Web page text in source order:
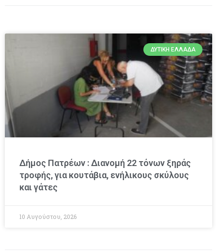
ΔΥΤΙΚΉ ΕΛΛΆΔΑ
Δήμος Πατρέων : Διανομή 22 τόνων ξηράς
τροφής, για κουτάβια, ενήλικους σκύλους
και γάτες
10 Αυγούστου, 2026